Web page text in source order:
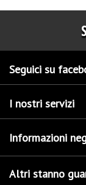
Seguici su
I nostri servizi
Informazioni
Altri stanno